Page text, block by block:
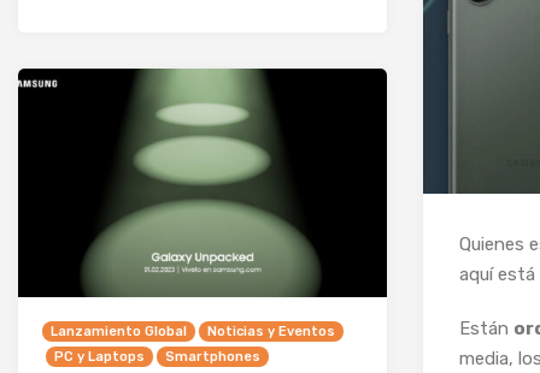
Quienes
aquí
Están
media,
Lanzamiento Global
Noticias y Eventos
PC y Laptops
Smartphones